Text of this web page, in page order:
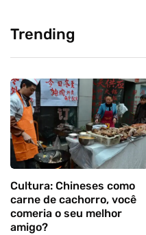
Trending
Cultura: Chineses como
carne de cachorro, você
comeria o seu melhor
amigo?